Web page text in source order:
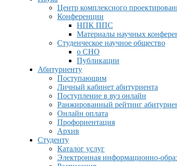
Центр комплексного
Конференции
НПК ППС
Материалы научных
Студенческое научное общество
о СНО
Публикации
Абитуриенту
Поступающим
Личный кабинет абитуриента
Поступление в вуз онлайн
Ранжированный рейтинг
Онлайн оплата
Профориентация
Архив
Студенту
Каталог услуг
Электронная информационно-